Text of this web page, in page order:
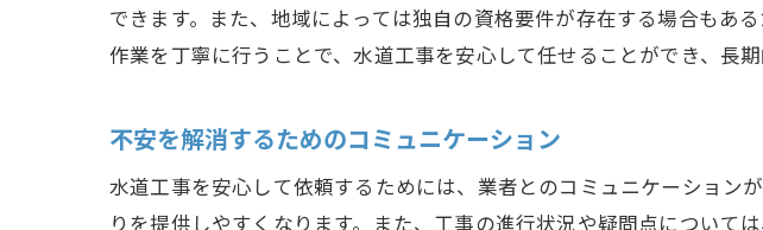
施工管理者
不安を取り除
予防保全の考
できます。また、地域によっては独自の資格要件が存在する場合もあ
作業を丁寧に行うことで、水道工事を安心して任せることができ、長
不安を解消するためのコミュニケーション
水道工事を安心して依頼するためには、業者とのコミュニケーション
りを提供しやすくなります。また、工事の進行状況や疑問点について